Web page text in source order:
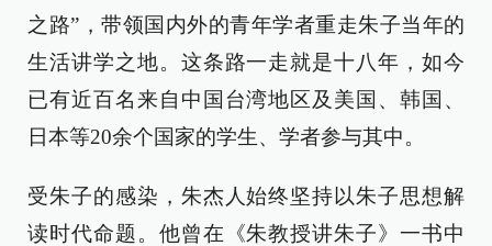
之路”，带领国内外的青年学者重走朱子当年的
生活讲学之地。这条路一走就是十八年，如今
已有近百名来自中国台湾地区及美国、韩国、
日本等20余个国家的学生、学者参与其中。
受朱子的感染，朱杰人始终坚持以朱子思想解
读时代命题。他曾在《朱教授讲朱子》一书中